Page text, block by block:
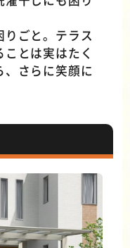
ごと。テラス
とは実はたく
さらに笑顔に